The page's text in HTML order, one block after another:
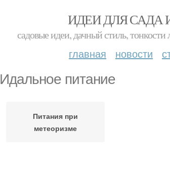
ИДЕИ ДЛЯ САДА
садовые идеи, дачный стиль,
главная новости
Идальное питание
Питания при
метеоризме